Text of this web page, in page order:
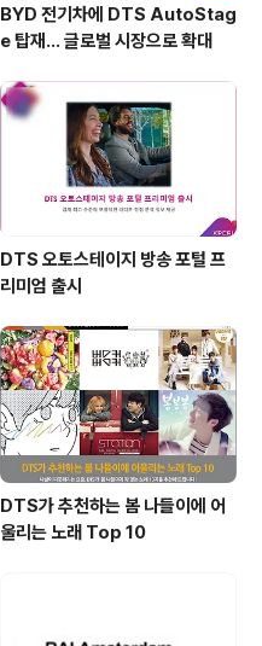
BYD 전기차에 DTS AutoStag
e 탑재… 글로벌 시장으로 확대
DTS 오토스테이지 방송 포털 프
리미엄 출시
DTS가 추천하는 봄 나들이에 어
울리는 노래 Top 10